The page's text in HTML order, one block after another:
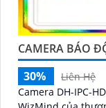
CAMERA BÁO
30%
Liên Hệ
Camera DH-IPC-